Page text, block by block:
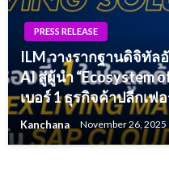
PRESS RELEASE
ILM วางรากฐานดิจิทัล
AI สู่ผู้นำ “Ecosystem
เบอร์ 1 ธุรกิจค้าปลีกเฟ
Kanchana November 26, 2025